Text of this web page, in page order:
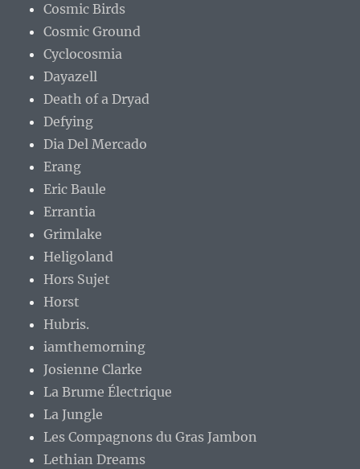
Cosmic Birds
Cosmic Ground
Cyclocosmia
Dayazell
Death of a Dryad
Defying
Dia Del Mercado
Erang
Eric Baule
Errantia
Grimlake
Heligoland
Hors Sujet
Horst
Hubris.
iamthemorning
Josienne Clarke
La Brume Électrique
La Jungle
Les Compagnons du Gras Jambon
Lethian Dreams